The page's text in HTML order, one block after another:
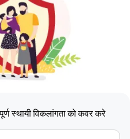
स्थायी विकलांगता को कवर करे